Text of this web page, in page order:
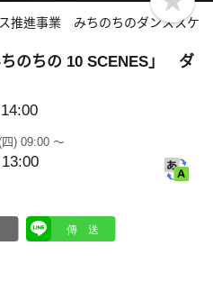
b
o
m
推進事業 みちのちのダンススケ
のちの 10 SCENES」 ダ
14:00
) 09:00 ～